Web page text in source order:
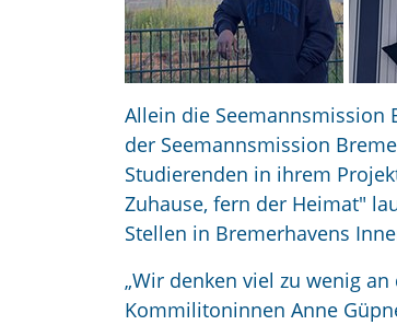
Allein die Seemannsmission
der Seemannsmission
Studierenden in ihrem
Zuhause, fern der Heimat"
Stellen in Bremerhavens
„Wir denken viel zu wenig
Kommilitoninnen Anne